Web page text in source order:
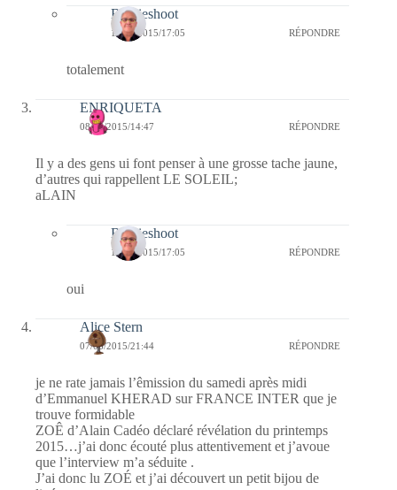
Bernieshoot
14/06/2015/17:05 RÉPONDRE
totalement
ENRIQUETA
08/06/2015/14:47 RÉPONDRE
Il y a des gens ui font penser à une grosse tache jaune,
d’autres qui rappellent LE SOLEIL;
aLAIN
Bernieshoot
14/06/2015/17:05 RÉPONDRE
oui
Alice Stern
07/06/2015/21:44 RÉPONDRE
je ne rate jamais l’êmission du samedi après midi
d’Emmanuel KHERAD sur FRANCE INTER que je
trouve formidable
ZOÊ d’Alain Cadéo déclaré révélation du printemps
2015…j’ai donc écouté plus attentivement et j’avoue
que l’interview m’a séduite .
J’ai donc lu ZOÉ et j’ai découvert un petit bijou de